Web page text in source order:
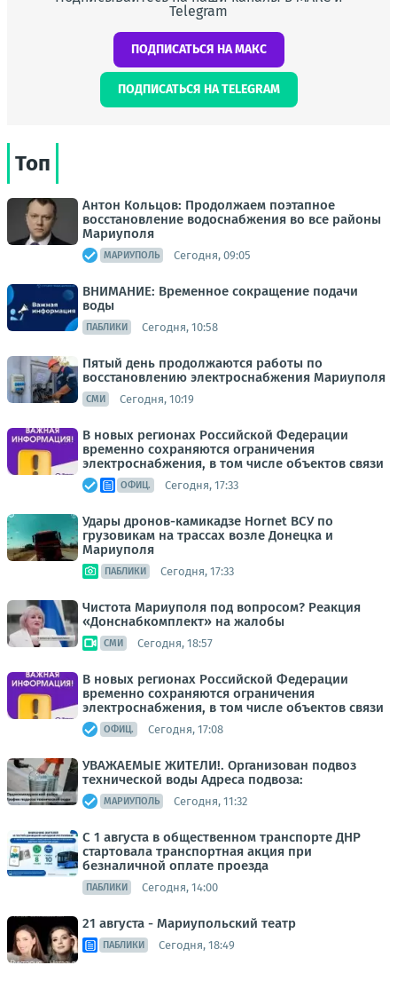
Telegram
ПОДПИСАТЬСЯ НА МАКС
ПОДПИСАТЬСЯ НА TELEGRAM
Топ
Антон Кольцов: Продолжаем поэтапное
восстановление водоснабжения во все районы
Мариуполя
МАРИУПОЛЬ Сегодня, 09:05
ВНИМАНИЕ: Временное сокращение подачи
воды
ПАБЛИКИ Сегодня, 10:58
Пятый день продолжаются работы по
восстановлению электроснабжения Мариуполя
СМИ Сегодня, 10:19
В новых регионах Российской Федерации
временно сохраняются ограничения
электроснабжения, в том числе объектов связи
ОФИЦ. Сегодня, 17:33
Удары дронов-камикадзе Hornet ВСУ по
грузовикам на трассах возле Донецка и
Мариуполя
ПАБЛИКИ Сегодня, 17:33
Чистота Мариуполя под вопросом? Реакция
«Донснабкомплект» на жалобы
СМИ Сегодня, 18:57
В новых регионах Российской Федерации
временно сохраняются ограничения
электроснабжения, в том числе объектов связи
ОФИЦ. Сегодня, 17:08
УВАЖАЕМЫЕ ЖИТЕЛИ!. Организован подвоз
технической воды Адреса подвоза:
МАРИУПОЛЬ Сегодня, 11:32
С 1 августа в общественном транспорте ДНР
стартовала транспортная акция при
безналичной оплате проезда
ПАБЛИКИ Сегодня, 14:00
21 августа - Мариупольский театр
ПАБЛИКИ Сегодня, 18:49